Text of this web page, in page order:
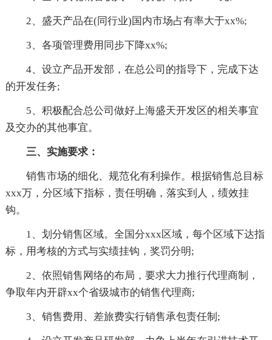
2、盛天产品在(同行业)国内市场占有率大于xx%;
3、各项管理费用同步下降xx%;
4、设立产品开发部，在总公司的指导下，完成下达
的开发任务;
5、积极配合总公司做好上海盛天开发区的相关事宜
及交办的其他事宜。
三、实施要求：
销售市场的细化、规范化有利操作。根据销售总目标
xxx万，分区域下指标，责任明确，落实到人，绩效挂
钩。
1、划分销售区域。全国分xxx区域，每个区域下达指
标，用考核的方式与实绩挂钩，奖罚分明;
2、依照销售网络的布局，要求大力推行代理商制，
争取年内开辟xx个省级城市的销售代理商;
3、销售费用、差旅费实行销售承包责任制;